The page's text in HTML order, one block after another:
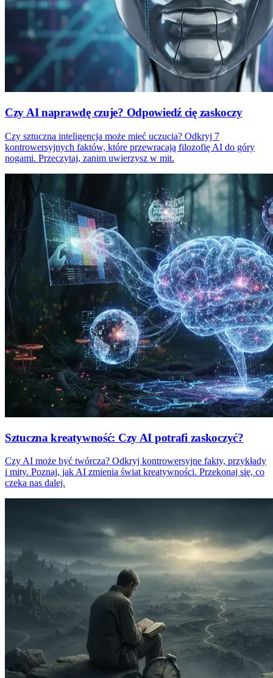
Czy AI naprawdę czuje? Odpowiedź cię zaskoczy
Czy sztuczna inteligencja może mieć uczucia? Odkryj 7
kontrowersyjnych faktów, które przewracają filozofię AI do góry
nogami. Przeczytaj, zanim uwierzysz w mit.
Sztuczna kreatywność: Czy AI potrafi zaskoczyć?
Czy AI może być twórcza? Odkryj kontrowersyjne fakty, przykłady
i mity. Poznaj, jak AI zmienia świat kreatywności. Przekonaj się, co
czeka nas dalej.